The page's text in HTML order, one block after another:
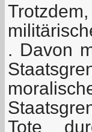
. Davon
Tote